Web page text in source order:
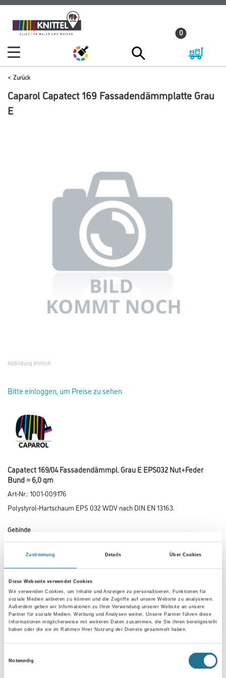
Zustimmung Details Über Cookies
Diese Webseite verwendet Cookies
Wir verwenden Cookies, um Inhalte und Anzeigen zu personalisieren, Funktionen für
soziale Medien anbieten zu können und die Zugriffe auf unsere Website zu analysieren.
Außerdem geben wir Informationen zu Ihrer Verwendung unserer Website an unsere
Partner für soziale Medien, Werbung und Analysen weiter. Unsere Partner führen diese
Informationen möglicherweise mit weiteren Daten zusammen, die Sie ihnen bereitgestellt
haben oder die sie im Rahmen Ihrer Nutzung der Dienste gesammelt haben.
Notwendig
Zum
Inhalt
Zum
Navigationsmenü
0
Zurück
Caparol Capatect 169 Fassadendämmplatte Grau
E
Abbildung ähnlich
Bitte einloggen, um Preise zu sehen
Capatect 169/04 Fassadendämmpl. Grau E EPS032 Nut+Feder
Bund = 6,0 qm
Art-Nr.:1001-009176
Polystyrol-Hartschaum EPS 032 WDV nach DIN EN 13163.
Gebinde
Plattenstärke
Umrechnungsfaktoren